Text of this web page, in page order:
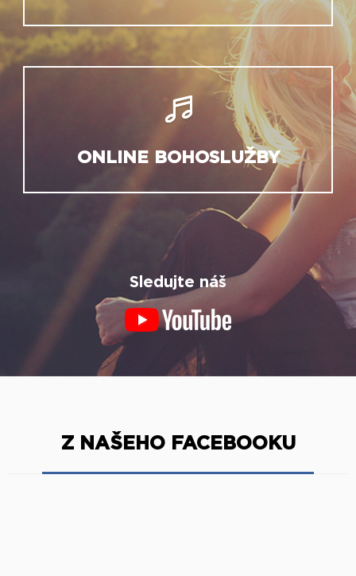
ONLINE BOHOSLUŽBY
Sledujte náš
Z NAŠEHO FACEBOOKU